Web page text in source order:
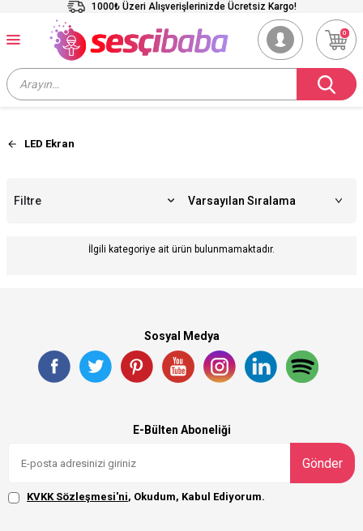
1000₺ Üzeri Alışverişlerinizde Ücretsiz Kargo!
0
LED Ekran
Filtre
İlgili kategoriye ait ürün bulunmamaktadır.
Sosyal Medya
E-Bülten Aboneliği
Gönder
KVKK Sözleşmesi'ni, Okudum, Kabul Ediyorum.